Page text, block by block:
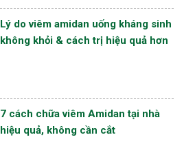
Lý do viêm amidan uống kháng sinh
không khỏi & cách trị hiệu quả hơn
7 cách chữa viêm Amidan tại nhà
hiệu quả, không cần cắt